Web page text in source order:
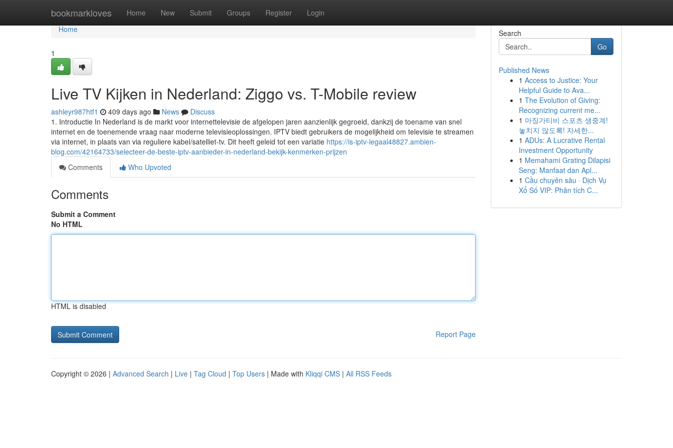
bookmarkloves Home New Submit Groups Register Login
Home
Home
1
Live TV Kijken in Nederland: Ziggo vs. T-Mobile review
ashleyr987htf1 409 days ago News
Discuss
1. Introductie In Nederland is de markt voor internettelevisie de afgelopen jaren aanzienlijk gegroeid, dankzij de toename van snel
internet en de toenemende vraag naar moderne televisieoplossingen. IPTV biedt gebruikers de mogelijkheid om televisie te streamen
via internet, in plaats van via reguliere kabel/satelliet-tv. Dit heeft geleid tot een variatie https://is-iptv-legaal48827.ambien-
blog.com/42164733/selecteer-de-beste-iptv-aanbieder-in-nederland-bekijk-kenmerken-prijzen
Comments
Who Upvoted
Comments
Submit a Comment
No HTML
HTML is disabled
Report Page
Search
Go
Published News
1 Access to Justice: Your
Helpful Guide to Ava...
1 The Evolution of Giving:
Recognizing current me...
1 마징가티비 스포츠 생중계!
놓치지 않도록! 자세한...
1 ADUs: A Lucrative Rental
Investment Opportunity
1 Memahami Grating Dilapisi
Seng: Manfaat dan Apl...
1 Cầu chuyên sâu · Dịch Vụ
Xổ Số VIP: Phân tích C...
Copyright © 2026 | Advanced Search | Live | Tag Cloud | Top Users | Made with Kliqqi CMS | All RSS Feeds